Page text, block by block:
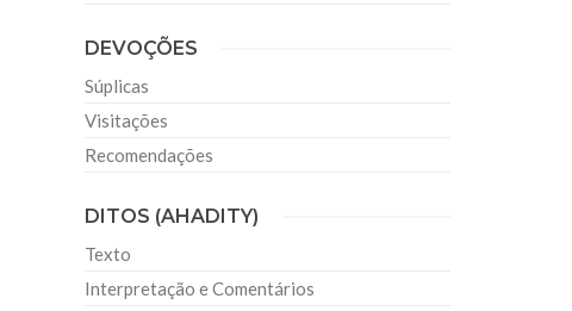
DEVOÇÕES
Súplicas
Visitações
Recomendações
DITOS (AHADITY)
Texto
Interpretação e Comentários